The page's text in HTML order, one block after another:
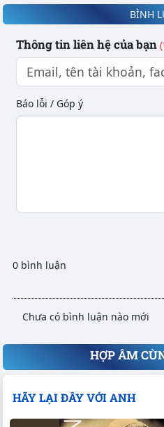
BÌNH
Thông tin liên hệ của bạn
Báo lỗi / Góp ý
0 bình luận
Chưa có bình luận nào mới
HỢP ÂM
HÃY LẠI ĐÂY VỚI ANH